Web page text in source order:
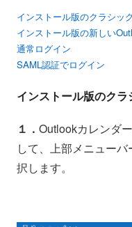
インストール版のクラシッ
インストール版の新しい
通常ログイン
SAML認証でログイン
インストール版のク
１． Outlookカレンダ
して、上部メニュー
択します。